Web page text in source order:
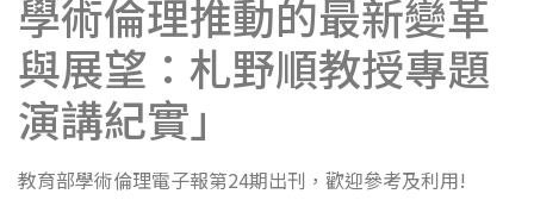
學術倫理推動的最新變革
與展望：札野順教授專題
演講紀實」
教育部學術倫理電子報第24期出刊，歡迎參考及利用!